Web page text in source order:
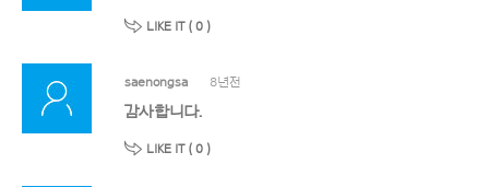
LIKE IT ( 0 )
saenongsa 8년전
감사합니다.
LIKE IT ( 0 )